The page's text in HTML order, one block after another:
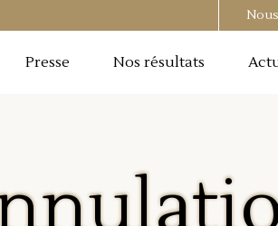
Presse Nos résultats